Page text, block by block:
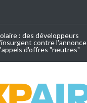
: des développeurs
contre l'annonce
d'offres "neutres"